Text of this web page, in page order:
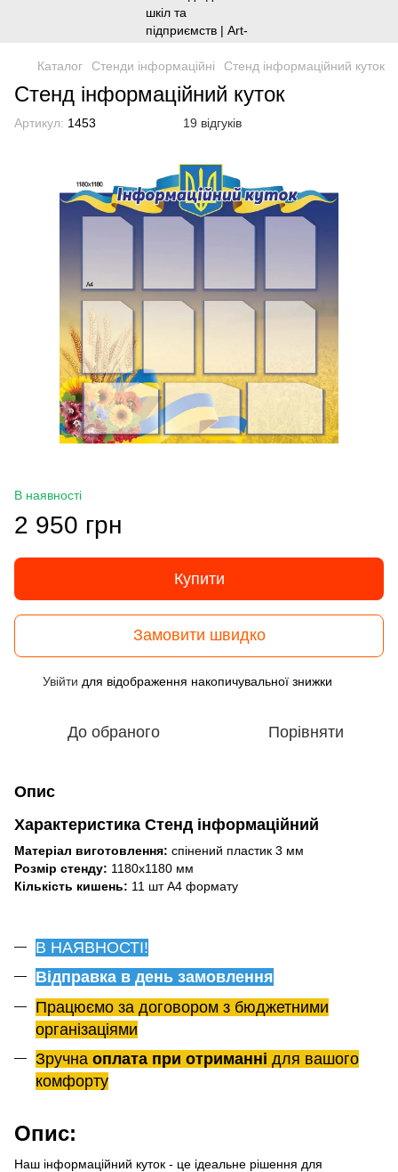
Каталог Стенди інформаційні Стенд інформаційний куток
Стенд інформаційний куток
Артикул: 1453 19 відгуків
В наявності
2 950 грн
Купити
Замовити швидко
Увійти для відображення накопичувальної знижки
До обраного Порівняти
Опис
Характеристика Стенд інформаційний
Матеріал виготовлення: спінений пластик 3 мм
Розмір стенду: 1180х1180 мм
Кількість кишень: 11 шт А4 формату
В НАЯВНОСТІ!
Відправка в день замовлення
Працюємо за договором з бюджетними
організаціями
Зручна оплата при отриманні для вашого
комфорту
Опис:
Наш інформаційний куток - це ідеальне рішення для